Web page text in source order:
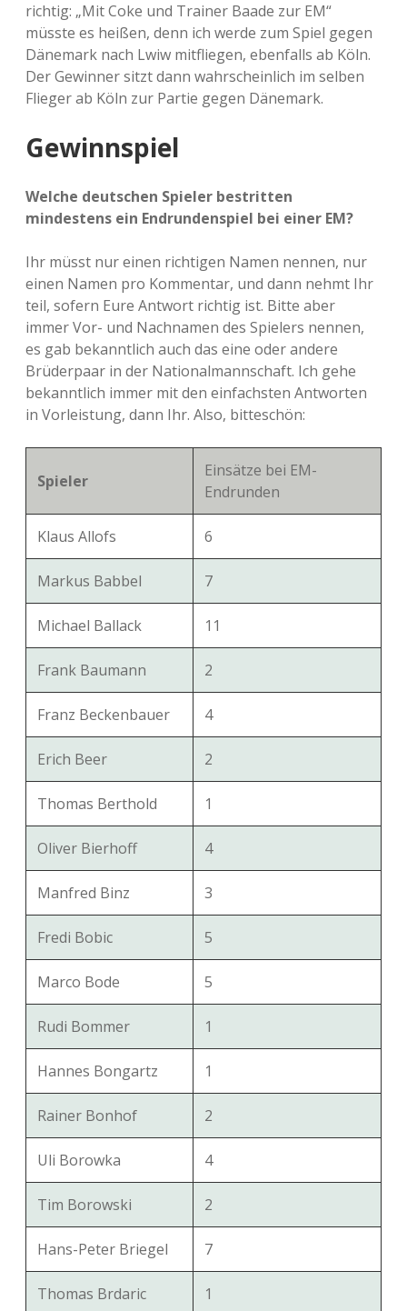
richtig: „Mit Coke und Trainer Baade zur EM“
müsste es heißen, denn ich werde zum Spiel gegen
Dänemark nach Lwiw mitfliegen, ebenfalls ab Köln.
Der Gewinner sitzt dann wahrscheinlich im selben
Flieger ab Köln zur Partie gegen Dänemark.
Gewinnspiel
Welche deutschen Spieler bestritten
mindestens ein Endrundenspiel bei einer EM?
Ihr müsst nur einen richtigen Namen nennen, nur
einen Namen pro Kommentar, und dann nehmt Ihr
teil, sofern Eure Antwort richtig ist. Bitte aber
immer Vor- und Nachnamen des Spielers nennen,
es gab bekanntlich auch das eine oder andere
Brüderpaar in der Nationalmannschaft. Ich gehe
bekanntlich immer mit den einfachsten Antworten
in Vorleistung, dann Ihr. Also, bitteschön:
Spieler
Einsätze bei EM-
Endrunden
Klaus Allofs 6
Markus Babbel 7
Michael Ballack 11
Frank Baumann 2
Franz Beckenbauer 4
Erich Beer 2
Thomas Berthold 1
Oliver Bierhoff 4
Manfred Binz 3
Fredi Bobic 5
Marco Bode 5
Rudi Bommer 1
Hannes Bongartz 1
Rainer Bonhof 2
Uli Borowka 4
Tim Borowski 2
Hans-Peter Briegel 7
Thomas Brdaric 1